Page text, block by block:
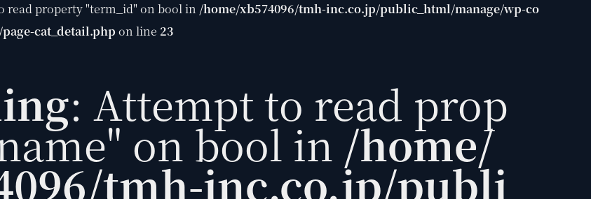
read property "term_id" on bool in /home/xb574096/tmh-inc.co.jp/public_html/manage/wp-co
cat_detail.php on line 23
: Attempt to read prop
on bool in /home/
tmh-inc.co.jp/publi